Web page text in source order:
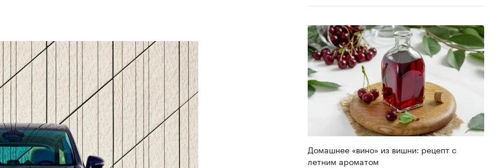
Домашнее «вино» из вишни: рецепт с
летним ароматом